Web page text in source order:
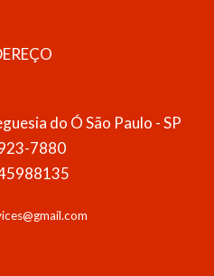
do Ó São Paulo - SP
7880